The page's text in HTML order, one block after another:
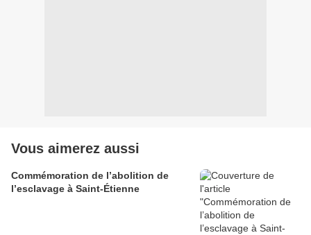
Vous aimerez aussi
Commémoration de l’abolition de
l’esclavage à Saint-Étienne